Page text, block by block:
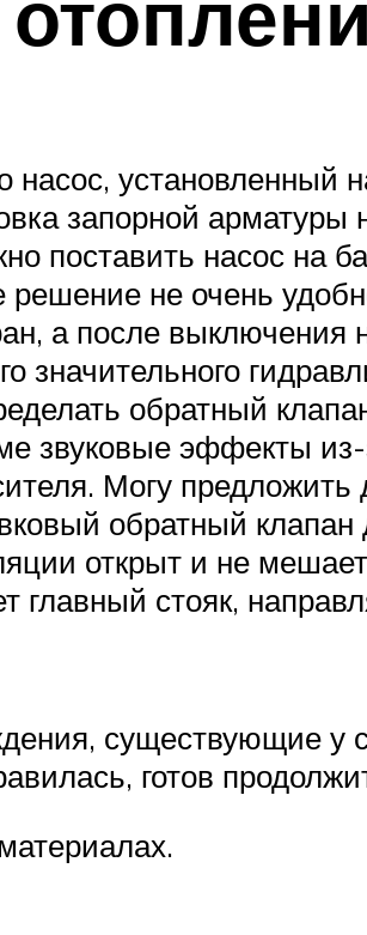
установленный
запорной
поставить насос на
не очень
а после выключения
значительного
обратный
звуковые эффекты
Могу
обратный
открыт и не
стояк,
существующие
готов